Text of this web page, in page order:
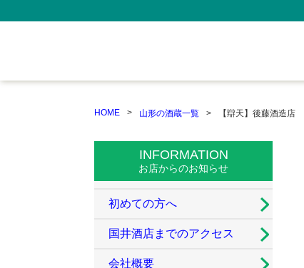
HOME 山形の酒蔵一覧 【辯天】後藤酒造店
INFORMATION
お店からのお知らせ
初めての方へ
国井酒店までのアクセス
会社概要